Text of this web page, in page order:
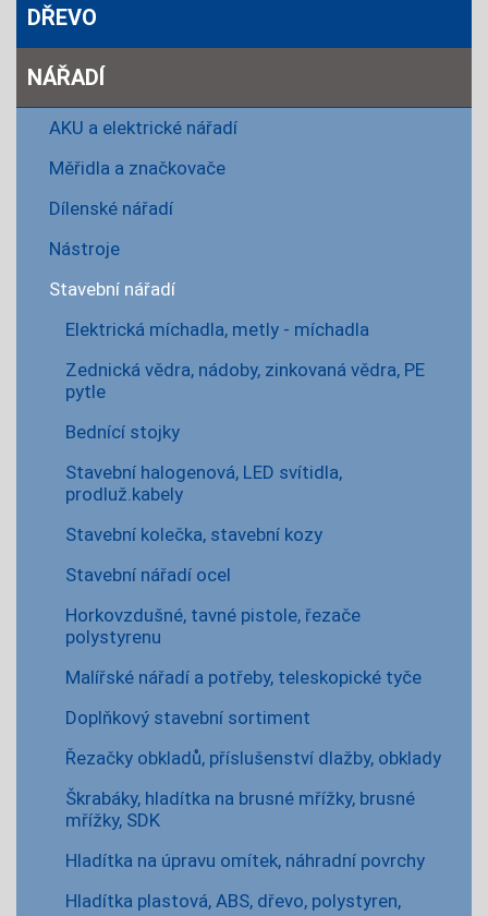
DŘEVO
NÁŘADÍ
AKU a elektrické nářadí
Měřidla a značkovače
Dílenské nářadí
Nástroje
Stavební nářadí
Elektrická míchadla, metly - míchadla
Zednická vědra, nádoby, zinkovaná vědra, PE
pytle
Bednící stojky
Stavební halogenová, LED svítidla,
prodluž.kabely
Stavební kolečka, stavební kozy
Stavební nářadí ocel
Horkovzdušné, tavné pistole, řezače
polystyrenu
Malířské nářadí a potřeby, teleskopické tyče
Doplňkový stavební sortiment
Řezačky obkladů, příslušenství dlažby, obklady
Škrabáky, hladítka na brusné mřížky, brusné
mřížky, SDK
Hladítka na úpravu omítek, náhradní povrchy
Hladítka plastová, ABS, dřevo, polystyren,